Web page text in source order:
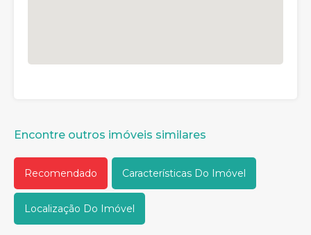
Encontre outros imóveis similares
Recomendado Características Do Imóvel
Localização Do Imóvel